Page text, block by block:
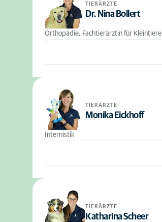
TIERÄRZTE
Dr. Nina Bollert
Orthopädie, Fachtierärztin für Kleintiere
TIERÄRZTE
Monika Eickhoff
Internistik
TIERÄRZTE
Katharina Scheer